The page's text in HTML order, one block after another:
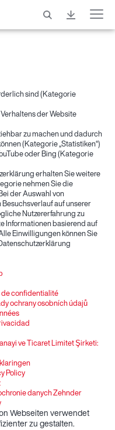
Menu
sind (Kategorie
der Website
zu machen und dadurch
(Kategorie „Statistiken“)
oder Bing (Kategorie
erhalten Sie weitere
nehmen Sie die
der Auswahl von
Besuchsverlauf auf unserer
Nutzererfahrung zu
Informationen basierend auf
Einwilligungen können Sie
de confidentialité
ochrany osobních údajů
ve Ticaret Limitet Şirketi:
Policy
danych Zehnder
Webseiten verwendet
zu gestalten.